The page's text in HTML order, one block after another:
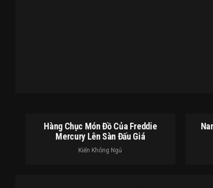
Hàng Chục Món Đồ Của Freddie
Mercury Lên Sàn Đấu Giá
Kiến Không Ngủ